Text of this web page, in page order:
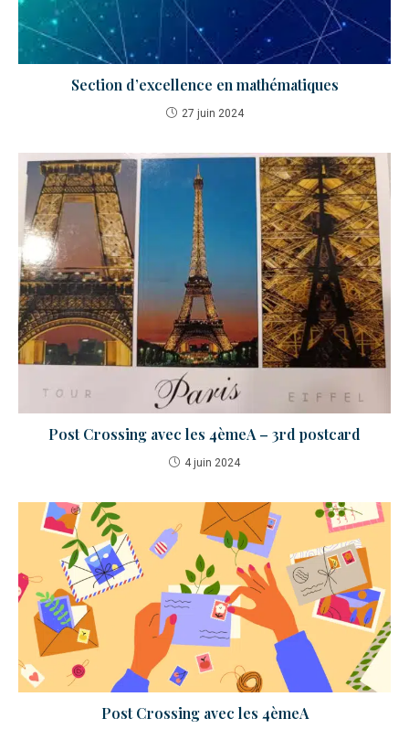
Section d’excellence en mathématiques
27 juin 2024
Post Crossing avec les 4èmeA – 3rd postcard
4 juin 2024
Post Crossing avec les 4èmeA